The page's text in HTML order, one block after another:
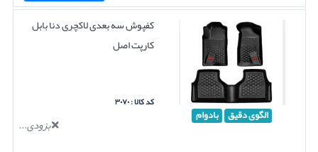
الگوی دقیق بادوام
کفپوش سه بعدی لاکچری دنا بابل
کارپت اصل
کد کالا : ۳۰۷۰
بزودی...